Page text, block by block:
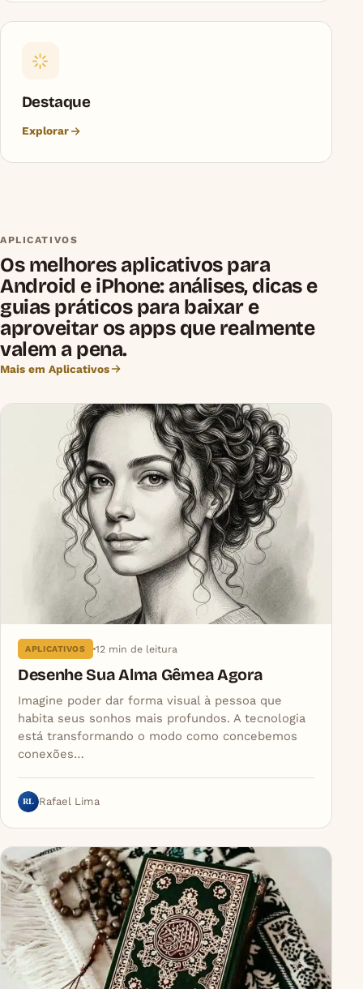
Destaque
Explorar
APLICATIVOS
Os melhores aplicativos para
Android e iPhone: análises, dicas e
guias práticos para baixar e
aproveitar os apps que realmente
valem a pena.
Mais em Aplicativos
APLICATIVOS 12 min de leitura
Desenhe Sua Alma Gêmea Agora
Imagine poder dar forma visual à pessoa que
habita seus sonhos mais profundos. A tecnologia
está transformando o modo como concebemos
conexões…
RL Rafael Lima